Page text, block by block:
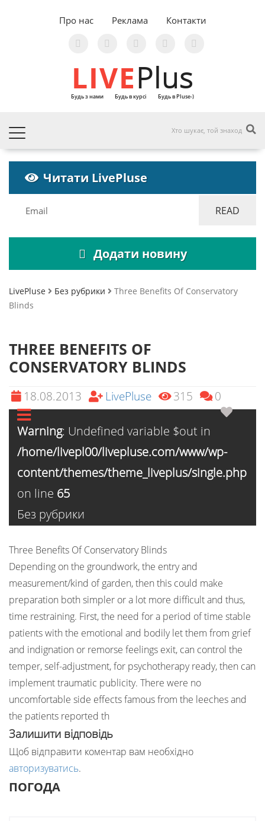
Про нас Реклама Контакти
LIVEPlus
Будь з нами Будь в курсі Будь в Pluse-)
Читати LivePluse
Додати новину
LivePluse Без рубрики
Three Benefits Of Conservatory
Blinds
THREE BENEFITS OF
CONSERVATORY BLINDS
18.08.2013 LivePluse 315 0
Warning: Undefined variable $out in
/home/livepl00/livepluse.com/www/wp-
content/themes/theme_liveplus/single.php
on line 65
Без рубрики
Three Benefits Of Conservatory Blinds
Depending on the groundwork, the entry and
measurement/kind of garden, then this could make
preparation both simpler or a lot more difficult and thus,
time restraining. First, the need for a period of time stable
patients with the emotional and bodily let them from grief
and indignation or remorse feelings exit, can control the
temper, self-adjustment, for psychotherapy ready, then can
implement traumatic publicity. There were no
uncomfortable side effects famous from the leeches and
the patients reported th
Залишити відповідь
Щоб відправити коментар вам необхідно
авторизуватись.
ПОГОДА